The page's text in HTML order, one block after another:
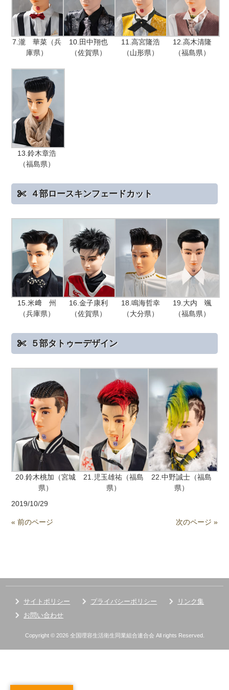
7.瀧 華菜（兵
庫県）
10.田中翔也
（佐賀県）
11.高宮隆浩
（山形県）
12.高木清隆
（福島県）
13.鈴木章浩
（福島県）
４部ロースキンフェードカット
15.米﨑 州
（兵庫県）
16.金子康利
（佐賀県）
18.鳴海哲幸
（大分県）
19.大内 颯
（福島県）
５部タトゥーデザイン
20.鈴木桃加（宮城
県）
21.児玉雄祐（福島
県）
22.中野誠士（福島
県）
2019/10/29
« 前のページ 次のページ »
サイトポリシー プライバシーポリシー
リンク集
お問い合わせ
Copyright © 2026 全国理容生活衛生同業組合連合会 All rights Reserved.